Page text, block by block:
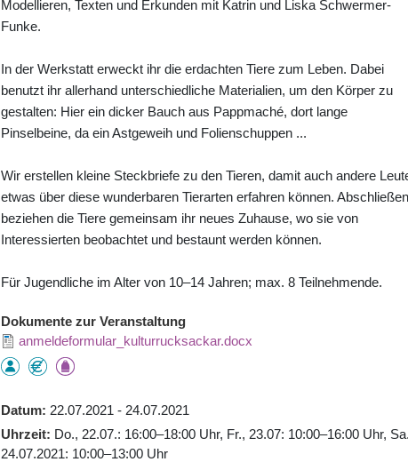
Modellieren, Texten und Erkunden mit Katrin und Liska Schwermer-
Funke.
In der Werkstatt erweckt ihr die erdachten Tiere zum Leben. Dabei
benutzt ihr allerhand unterschiedliche Materialien, um den Körper zu
gestalten: Hier ein dicker Bauch aus Pappmaché, dort lange
Pinselbeine, da ein Astgeweih und Folienschuppen ...
Wir erstellen kleine Steckbriefe zu den Tieren, damit auch andere
etwas über diese wunderbaren Tierarten erfahren können.
beziehen die Tiere gemeinsam ihr neues Zuhause, wo sie von
Interessierten beobachtet und bestaunt werden können.
Für Jugendliche im Alter von 10–14 Jahren; max. 8 Teilnehmende.
Dokumente zur Veranstaltung
anmeldeformular_kulturrucksackar.docx
Datum
22.07.2021 - 24.07.2021
Uhrzeit
Do., 22.07.: 16:00–18:00 Uhr, Fr., 23.07: 10:00–16:00 Uhr,
24.07.2021: 10:00–13:00 Uhr